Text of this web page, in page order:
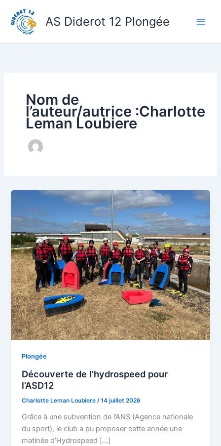
contenu
AS Diderot 12 Plongée
Nom de
l’auteur/autrice :Charlotte
Leman Loubiere
Plongée
Découverte de l’hydrospeed pour
l’ASD12
Charlotte Leman Loubiere/14 juillet 2026
Grâce à une subvention de l’ANS (Agence nationale
du sport), le club a pu proposer cette année une
matinée d’Hydrospeed […]